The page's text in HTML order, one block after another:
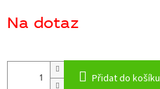
cena:
Na dotaz
Přidat do košíku